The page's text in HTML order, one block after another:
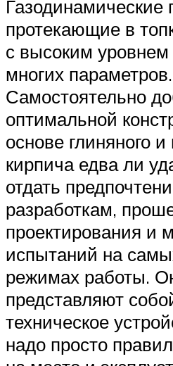
Газодинамические
протекающие в
с высоким
многих параметров.
Самостоятельно
оптимальной
основе глиняного
кирпича едва ли
отдать
разработкам,
проектирования и
испытаний на
режимах работы.
представляют
техническое
надо просто